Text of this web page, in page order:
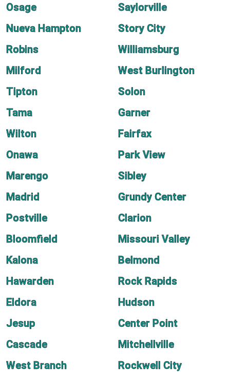
Osage
Saylorville
Nueva Hampton
Story City
Robins
Williamsburg
Milford
West Burlington
Tipton
Solon
Tama
Garner
Wilton
Fairfax
Onawa
Park View
Marengo
Sibley
Madrid
Grundy Center
Postville
Clarion
Bloomfield
Missouri Valley
Kalona
Belmond
Hawarden
Rock Rapids
Eldora
Hudson
Jesup
Center Point
Cascade
Mitchellville
West Branch
Rockwell City